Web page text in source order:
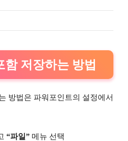
함 저장하는 방법
방법은 파워포인트의 설정에서
“파일” 메뉴 선택